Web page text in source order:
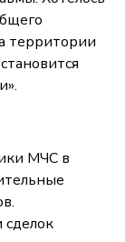
территории
МЧС в